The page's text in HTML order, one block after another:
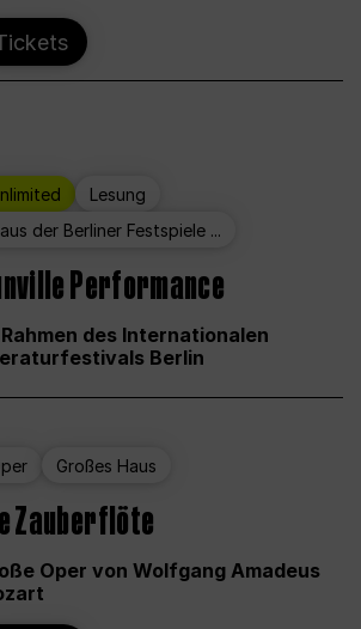
Lesung
der Berliner Festspiele ...
Performance
Rahmen des Internationalen
Berlin
Großes Haus
Zauberflöte
Oper von Wolfgang Amadeus